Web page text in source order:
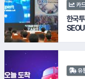
카
한국
유
#삼성화재
#카페24